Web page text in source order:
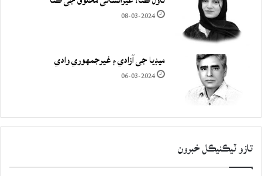
08-03-2024
ميڊيا جي آزادي ۽ غيرجمھوري وادي
06-03-2024
تازو ٽيڪنيڪل خبرون